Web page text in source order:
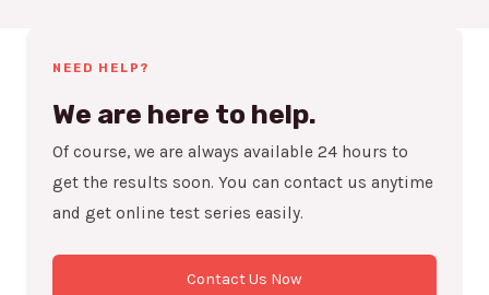
NEED HELP?
We are here to help.
Of course, we are always available 24 hours to
get the results soon. You can contact us anytime
and get online test series easily.
Contact Us Now